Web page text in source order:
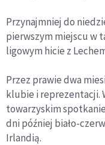
Przynajmniej do
pierwszym miejscu w
ligowym hicie z
Przez prawie dwa
klubie i reprezentacji.
towarzyskim
dni później biało-
Irlandią.